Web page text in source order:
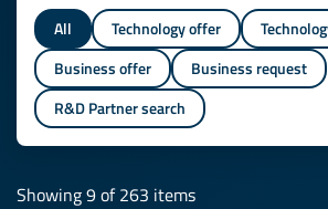
All Technology offer
Business offer
Business request
R&D Partner search
Showing 9 of 263 items